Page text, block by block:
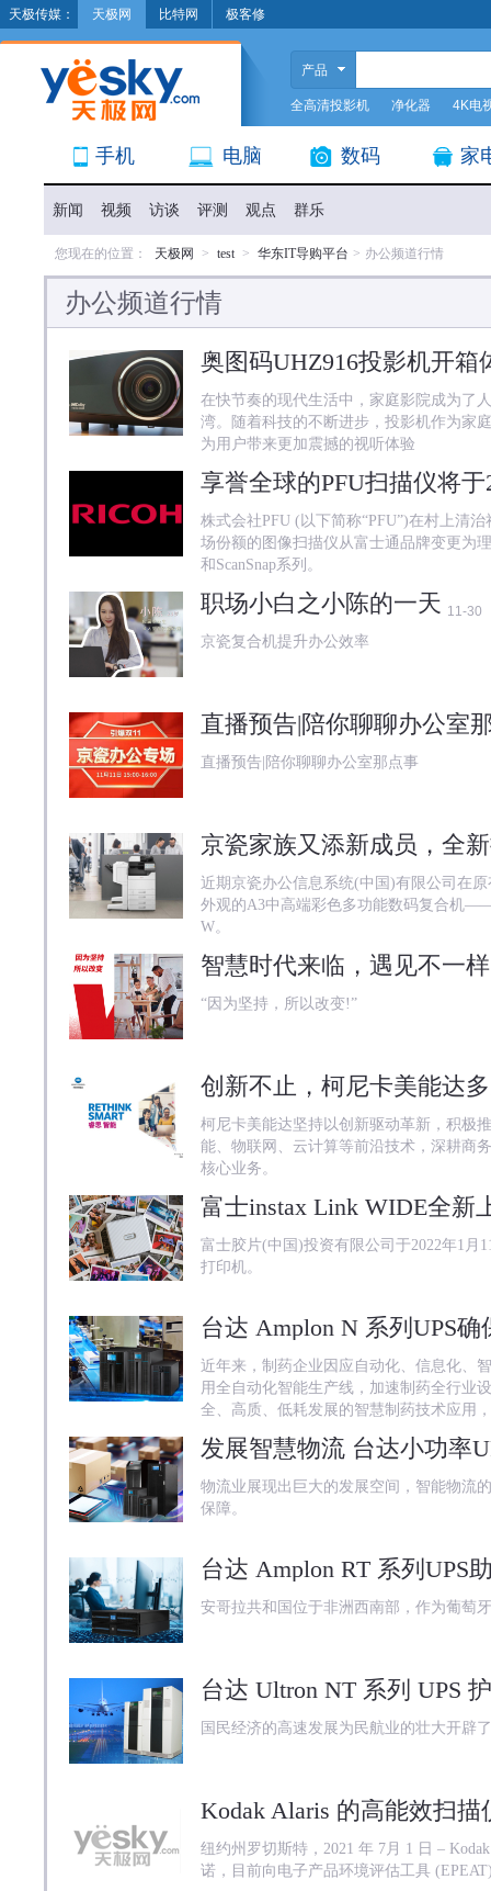
天极传媒： 天极网 比特网 极客修
产品
全高清投影机 净化器 4K电
手机 电脑 数码 家
新闻 视频 访谈 评测 观点 群乐
您现在的位置： 天极网 > test > 华东IT导购平台 > 办公频道行情
办公频道行情
在快节奏的现代生活中，家庭影院成为了
湾。随着科技的不断进步，投影机作为家
为用户带来更加震撼的视听体验
株式会社PFU (以下简称“PFU”)在村上清
场份额的图像扫描仪从富士通品牌变更为
和ScanSnap系列。
职场小白之小陈的一天 11-30
京瓷复合机提升办公效率
直播预告|陪你聊聊办公室
直播预告|陪你聊聊办公室那点事
近期京瓷办公信息系统(中国)有限公司在
外观的A3中高端彩色多功能数码复合机
W。
智慧时代来临，遇见不一
“因为坚持，所以改变!”
创新不止，柯尼卡美能达
柯尼卡美能达坚持以创新驱动革新，积极
能、物联网、云计算等前沿技术，深耕商
核心业务。
富士胶片(中国)投资有限公司于2022年1月
打印机。
台达 Amplon N 系列UPS
近年来，制药企业因应自动化、信息化、
用全自动化智能生产线，加速制药全行业
全、高质、低耗发展的智慧制药技术应用
发展智慧物流 台达小功率
物流业展现出巨大的发展空间，智能物流
保障。
安哥拉共和国位于非洲西南部，作为葡萄
台达 Ultron NT 系列 UPS
国民经济的高速发展为民航业的壮大开辟
纽约州罗切斯特，2021 年 7月 1 日 –
诺，目前向电子产品环境评估工具